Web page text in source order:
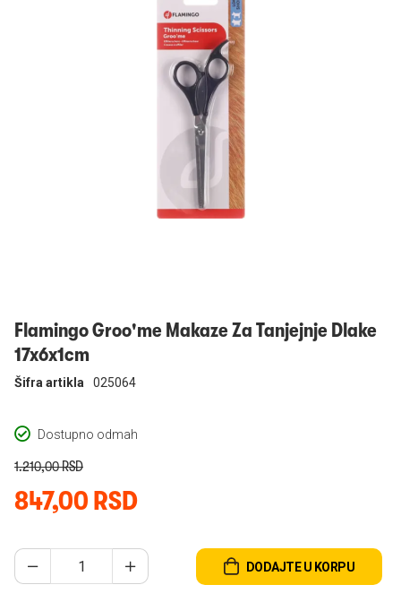
Flamingo Groo'me Makaze Za Tanjejnje Dlake
17x6x1cm
Dostupno odmah
Šifra artikla 025064
847,00 RSD
1.210,00 RSD
DODAJTE U KORPU